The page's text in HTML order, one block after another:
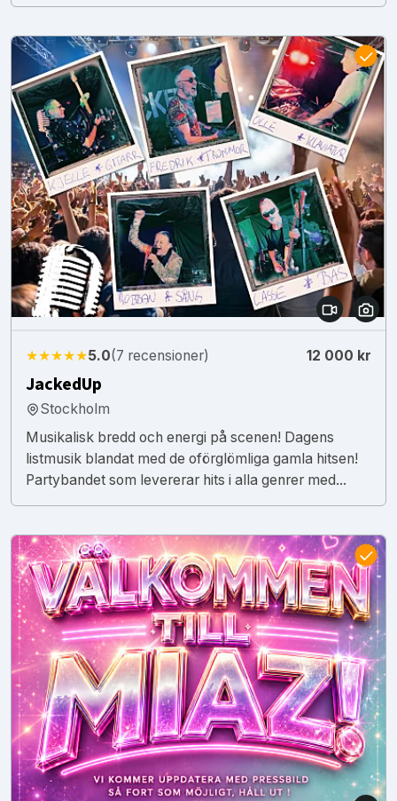
★★★★★5.0(7 recensioner) 12 000 kr
JackedUp
Stockholm
Musikalisk bredd och energi på scenen! Dagens
listmusik blandat med de oförglömliga gamla hitsen!
Partybandet som levererar hits i alla genrer med...